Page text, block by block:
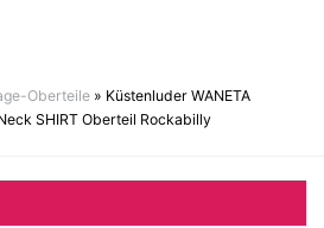
Oberteile » Küstenluder WANETA
SHIRT Oberteil Rockabilly